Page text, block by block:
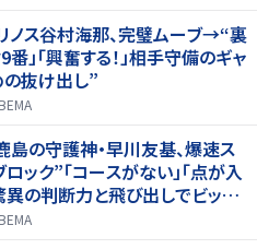
ノス谷村海那、完璧ムーブ→“裏
」「興奮する！」相手守備のギャ
抜け出し”
島の守護神・早川友基、爆速ス
ック”「コースがない」「点が入
異の判断力と飛び出しでビッグ